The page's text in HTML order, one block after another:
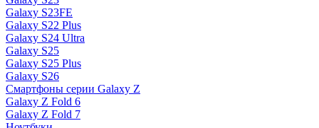
Galaxy S23FE
Galaxy S22 Plus
Galaxy S24 Ultra
Galaxy S25
Galaxy S25 Plus
Galaxy S26
Смартфоны серии Galaxy Z
Galaxy Z Fold 6
Galaxy Z Fold 7